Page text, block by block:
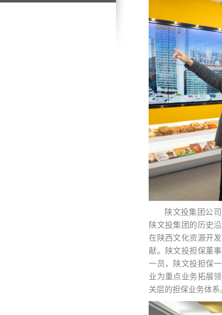
陕文投集团公
陕文投集团的历史
在陕西文化资源开
献。陕文投担保董
一员，陕文投担保
业为重点业务拓展
关层的担保业务体系